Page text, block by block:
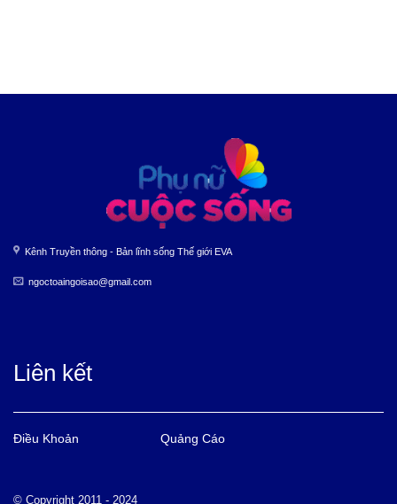
Kênh Truyền thông - Bản lĩnh sống Thế giới EVA
ngoctoaingoisao@gmail.com
Liên kết
Điều Khoản Quảng Cáo
© Copyright 2011 - 2024